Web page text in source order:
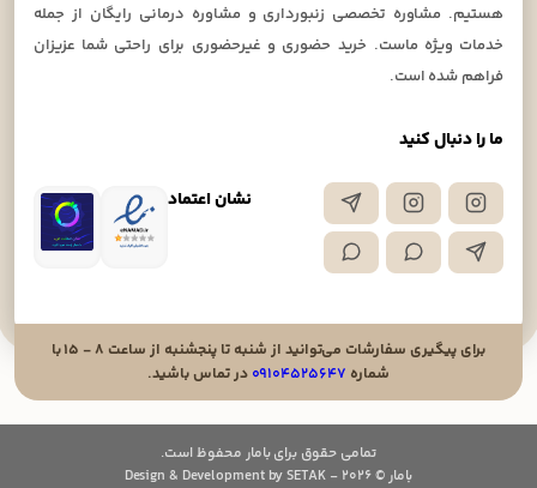
ما را دنبال کنید
نشان اعتماد
هستیم. مشاوره تخصصی زنبورداری و مشاوره درمانی رایگان از جمله
خدمات ویژه ماست. خرید حضوری و غیرحضوری برای راحتی شما عزیزان
فراهم شده است.
برای پیگیری سفارشات می‌توانید از شنبه تا پنجشنبه از ساعت ۸ - ۱۵ با
شماره ۰۹۱۰۴۵۲۵۶۴۷در تماس باشید.
تمامی حقوق برای بامار محفوظ است.
بامار © 2026 - Design & Development by SETAK